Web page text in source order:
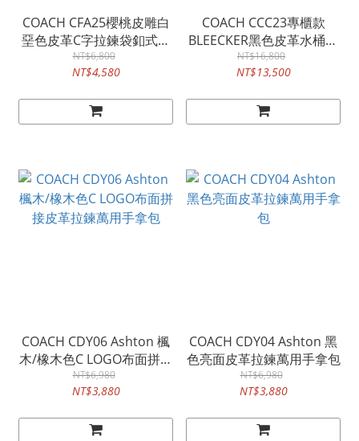
COACH CFA25櫻桃皮雕白
堊色皮革C字拉鍊袋釦式雙
摺短夾
NT$6,800
NT$4,580
COACH CCC23專櫃款
BLEECKER黑色皮革水桶包
(大)
NT$16,800
NT$13,500
COACH CDY06 Ashton 楓
木/橡木色C LOGO布面拼接
皮革拉鍊萬用手拿包
NT$6,980
NT$3,880
COACH CDY04 Ashton 黑
色亮面皮革拉鍊萬用手拿包
NT$6,980
NT$3,880